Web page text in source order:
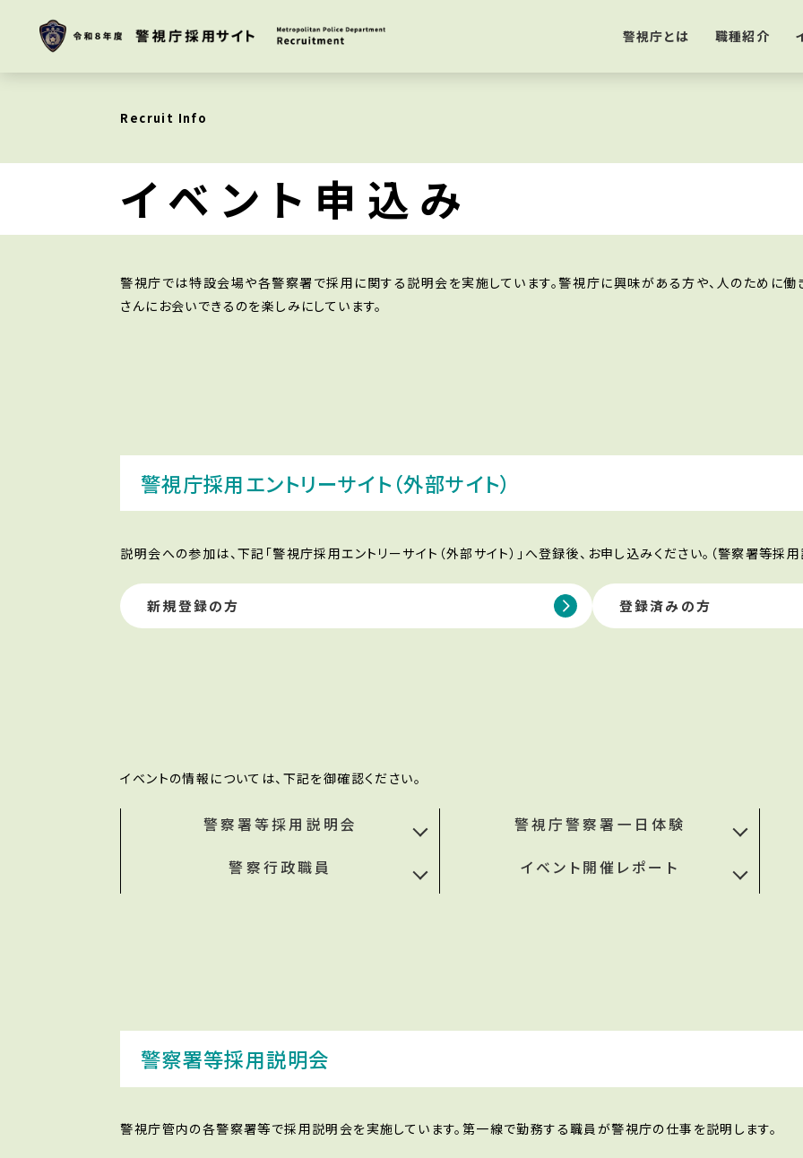
警視庁とは 職種紹介
Recruit Info
イベント申込み
警視庁では特設会場や各警察署で採用に関する説明会を実施しています。警視庁に興味がある方や、人のために働
さんにお会いできるのを楽しみにしています。
警視庁採用エントリーサイト（外部サイト）
説明会への参加は、下記「警視庁採用エントリーサイト（外部サイト）」へ登録後、お申し込みください。（警察署等採
新規登録の方 登録済みの方
イベントの情報については、下記を御確認ください。
警察署等採用説明会 警視庁警察署一日体験
警察行政職員 イベント開催レポート
警察署等採用説明会
警視庁管内の各警察署等で採用説明会を実施しています。第一線で勤務する職員が警視庁の仕事を説明します。